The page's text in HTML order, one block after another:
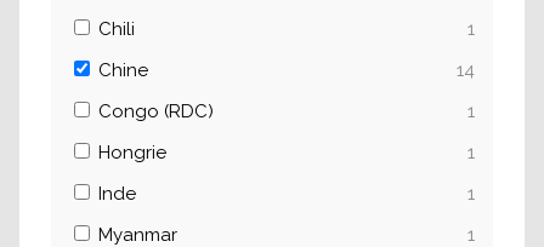
Chili
1
Chine
14
Congo (RDC)
1
Hongrie
1
Inde
1
Myanmar
1